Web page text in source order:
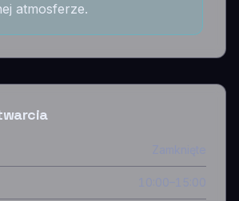
atmosferze.